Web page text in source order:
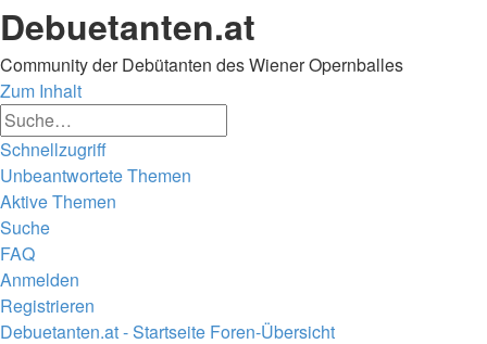
Debuetanten.at
Community der Debütanten des Wiener Opernballes
Zum Inhalt
Schnellzugriff
Unbeantwortete Themen
Aktive Themen
Suche
FAQ
Anmelden
Registrieren
Debuetanten.at - Startseite Foren-Übersicht